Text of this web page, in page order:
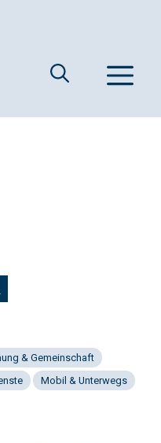
& Gemeinschaft
Mobil & Unterwegs